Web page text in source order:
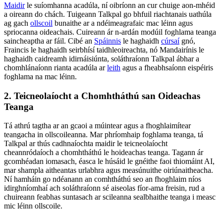
Maidirle suíomhanna acadúla, ní oibríonn an cur chuige aon-mhéid
a oireann do chách. Tuigeann Talkpal go bhfuil riachtanais uathúla
ag gach ollscoil bunaithe ar a ndéimeagrafaic mac léinn agus
spriocanna oideachais. Cuireann ár n-ardán modúil foghlama teanga
saincheaptha ar fáil. Cibé an Spáinnis le haghaidh cúrsaígnó,
Fraincis le haghaidh seirbhísí taidhleoireachta, nó Mandairínis le
haghaidh caidreamh idirnáisiúnta, soláthraíonn Talkpal ábhar a
chomhlánaíonn rianta acadúla arleith agus a fheabhsaíonn eispéiris
foghlama na mac léinn.
2. Teicneolaíocht a Chomhtháthú san Oideachas
Teanga
Tá athrú tagtha ar an gcaoi a múintear agus a fhoghlaimítear
teangacha in ollscoileanna. Mar phríomhaip foghlama teanga, tá
Talkpal ar thús cadhnaíochta maidir le teicneolaíocht
cheannródaíoch a chomhtháthú le hoideachas teanga. Tagann ár
gcomhéadan iomasach, éasca le húsáid le gnéithe faoi thiomáint AI,
mar shampla aitheantas urlabhra agus measúnuithe oiriúnaitheacha.
Ní hamháin go ndéanann an comhtháthú seo an fhoghlaim níos
idirghníomhaí ach soláthraíonn sé aiseolas fíor-ama freisin, rud a
chuireann feabhas suntasach ar scileanna sealbhaithe teanga i measc
mic léinn ollscoile.